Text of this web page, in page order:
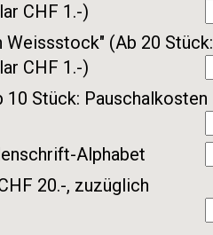
CHF 1.-)
Weissstock" (Ab 20 Stück:
CHF 1.-)
Stück: Pauschalkosten
Alphabet
20.-, zuzüglich